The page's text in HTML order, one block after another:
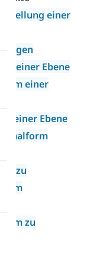
einer
einer Ebene
einer
einer Ebene
zu
zu